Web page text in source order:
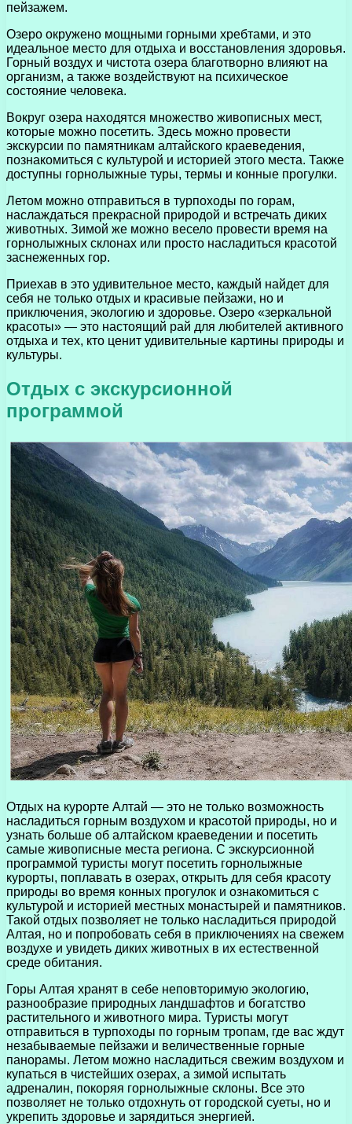
пейзажем.
Озеро окружено мощными горными хребтами, и это
идеальное место для отдыха и восстановления здоровья.
Горный воздух и чистота озера благотворно влияют на
организм, а также воздействуют на психическое
состояние человека.
Вокруг озера находятся множество живописных мест,
которые можно посетить. Здесь можно провести
экскурсии по памятникам алтайского краеведения,
познакомиться с культурой и историей этого места. Также
доступны горнолыжные туры, термы и конные прогулки.
Летом можно отправиться в турпоходы по горам,
наслаждаться прекрасной природой и встречать диких
животных. Зимой же можно весело провести время на
горнолыжных склонах или просто насладиться красотой
заснеженных гор.
Приехав в это удивительное место, каждый найдет для
себя не только отдых и красивые пейзажи, но и
приключения, экологию и здоровье. Озеро «зеркальной
красоты» — это настоящий рай для любителей активного
отдыха и тех, кто ценит удивительные картины природы и
культуры.
Отдых с экскурсионной
программой
Отдых на курорте Алтай — это не только возможность
насладиться горным воздухом и красотой природы, но и
узнать больше об алтайском краеведении и посетить
самые живописные места региона. С экскурсионной
программой туристы могут посетить горнолыжные
курорты, поплавать в озерах, открыть для себя красоту
природы во время конных прогулок и ознакомиться с
культурой и историей местных монастырей и памятников.
Такой отдых позволяет не только насладиться природой
Алтая, но и попробовать себя в приключениях на свежем
воздухе и увидеть диких животных в их естественной
среде обитания.
Горы Алтая хранят в себе неповторимую экологию,
разнообразие природных ландшафтов и богатство
растительного и животного мира. Туристы могут
отправиться в турпоходы по горным тропам, где вас ждут
незабываемые пейзажи и величественные горные
панорамы. Летом можно насладиться свежим воздухом и
купаться в чистейших озерах, а зимой испытать
адреналин, покоряя горнолыжные склоны. Все это
позволяет не только отдохнуть от городской суеты, но и
укрепить здоровье и зарядиться энергией.